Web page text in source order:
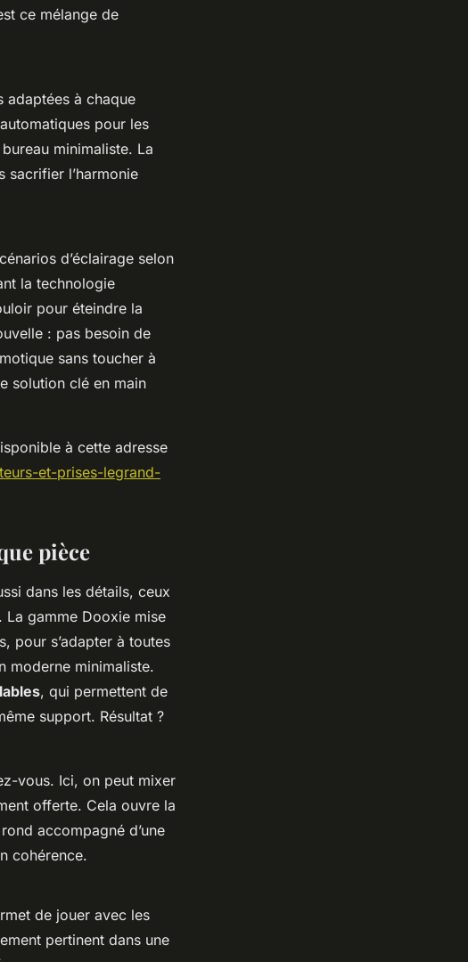
ce mélange de
adaptées à chaque
pour les
minimaliste. La
sacrifier l’harmonie
d’éclairage selon
la technologie
pour éteindre la
: pas besoin de
sans toucher à
solution clé en main
à cette adresse
et-prises-legrand-
pièce
dans les détails, ceux
La gamme Dooxie mise
pour s’adapter à toutes
moderne minimaliste.
, qui permettent de
support. Résultat ?
vous. Ici, on peut mixer
offerte. Cela ouvre la
accompagné d’une
cohérence.
de jouer avec les
pertinent dans une